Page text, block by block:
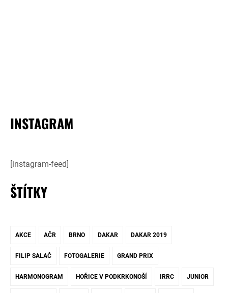
INSTAGRAM
[instagram-feed]
ŠTÍTKY
AKCE AČR BRNO DAKAR DAKAR 2019
FILIP SALAČ FOTOGALERIE GRAND PRIX
HARMONOGRAM HOŘICE V PODKRKONOŠÍ IRRC JUNIOR